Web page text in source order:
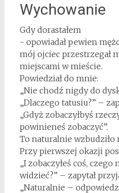
Wychowanie
Gdy dorastałem
- opowiadał pewien
mój ojciec przestrzegał
miejscami w mieście.
Powiedział do mnie:
„Nie chodź nigdy do
„Dlaczego tatusiu?” –
„Gdyż zobaczyłbyś
powinieneś zobaczyć”.
To naturalnie wzbudziło
Przy pierwszej okazji
„I zobaczyłeś coś,
widzieć?” – zapytał
„Naturalnie –